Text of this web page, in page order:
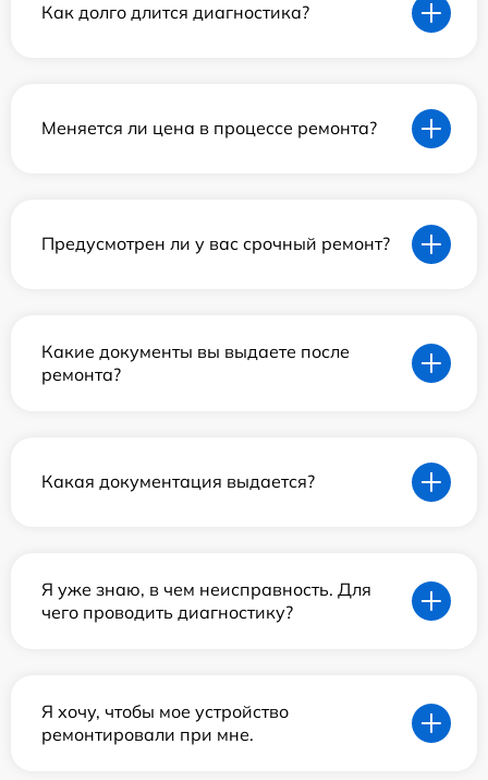
Как долго длится диагностика?
Меняется ли цена в процессе ремонта?
Предусмотрен ли у вас срочный ремонт?
Какие документы вы выдаете после
ремонта?
Какая документация выдается?
Я уже знаю, в чем неисправность. Для
чего проводить диагностику?
Я хочу, чтобы мое устройство
ремонтировали при мне.